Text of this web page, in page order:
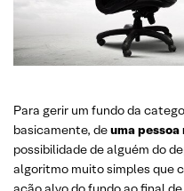
Para gerir um fundo da
basicamente, deuma pessoa
possibilidade de alguém do
algoritmo muito simples que